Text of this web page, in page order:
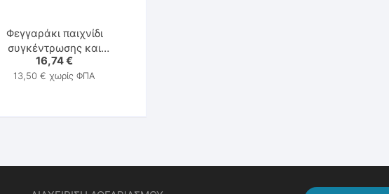
Φεγγαράκι παιχνίδι
συγκέντρωσης και
εξισορρόπησης – Goki
16,74€
13,50€ χωρίς ΦΠΑ